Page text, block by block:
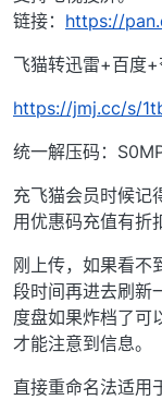
链接： https://
飞猫转迅雷+百度+
https://jmj.cc/s/
统一解压码：
充飞猫会员时候记
用优惠码充值有折
刚上传，如果看不
段时间再进去刷新
度盘如果炸档了可
才能注意到信息。
直接重命名法适用